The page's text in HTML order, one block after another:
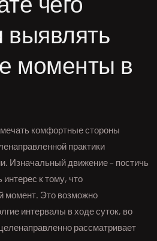
выявлять
моменты в
комфортные стороны
практики
Изначальный движение – постичь
к тому, что
момент. Это возможно
интервалы в ходе суток, во
рассматривает